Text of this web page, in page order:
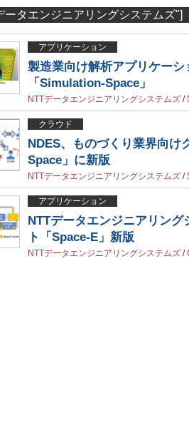
ータエンジニアリングシステムズ"]
アプリケーション
製造業向け解析アプリケー
「Simulation-Space」
NTTデータエンジニアリングシステムズ /
クラウド
NDES、ものづくり業界向
Space」に新版
NTTデータエンジニアリングシステムズ /
アプリケーション
NTTデータエンジニアリン
ト「Space-E」新版
NTTデータエンジニアリングシステムズ /